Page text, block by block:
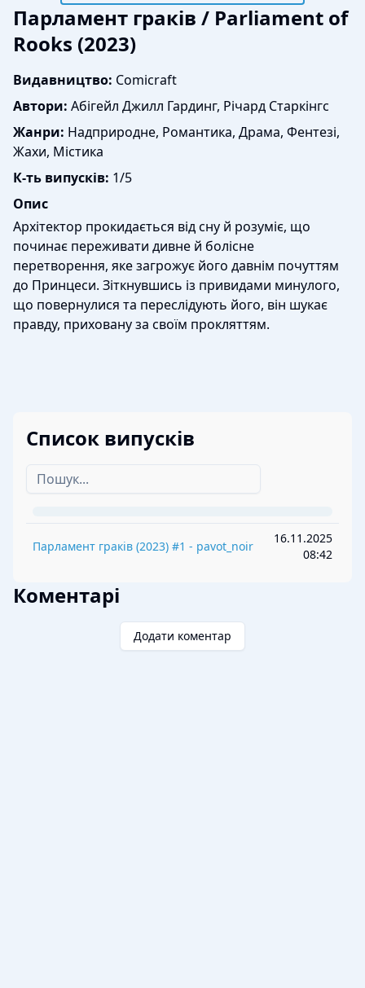
Парламент граків / Parliament of
Rooks (2023)
Видавництво: Comicraft
Автори: Абігейл Джилл Гардинг, Річард Старкінгс
Жанри: Надприродне, Романтика, Драма, Фентезі,
Жахи, Містика
К-ть випусків: 1/5
Опис
Архітектор прокидається від сну й розуміє, що
починає переживати дивне й болісне
перетворення, яке загрожує його давнім почуттям
до Принцеси. Зіткнувшись із привидами минулого,
що повернулися та переслідують його, він шукає
правду, приховану за своїм прокляттям.
Список випусків
Парламент граків (2023) #1 - pavot_noir
16.11.2025
08:42
Коментарі
Додати коментар